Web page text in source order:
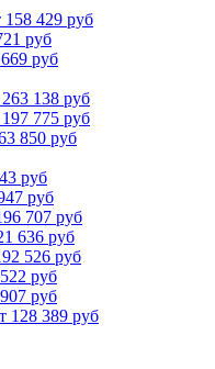
158 429 руб
руб
руб
138 руб
775 руб
850 руб
руб
руб
707 руб
636 руб
526 руб
руб
руб
128 389 руб